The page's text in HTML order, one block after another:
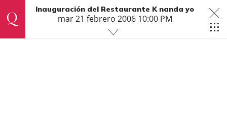
Inauguración del Restaurante K nanda yo
mar 21 febrero 2006 10:00 PM